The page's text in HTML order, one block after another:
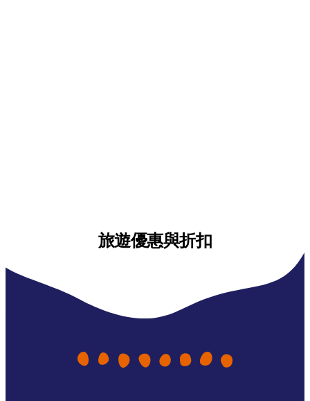
旅遊優惠與折扣